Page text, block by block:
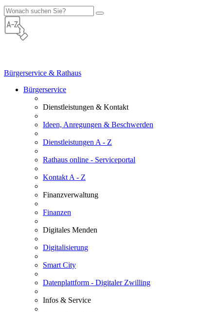
Bürgerservice & Rathaus
Bürgerservice
Dienstleistungen & Kontakt
Ideen, Anregungen & Beschwerden
Dienstleistungen A - Z
Rathaus online - Serviceportal
Kontakt A - Z
Finanzverwaltung
Finanzen
Digitales Menden
Digitalisierung
Smart City
Datenplattform - Digitaler Zwilling
Infos & Service